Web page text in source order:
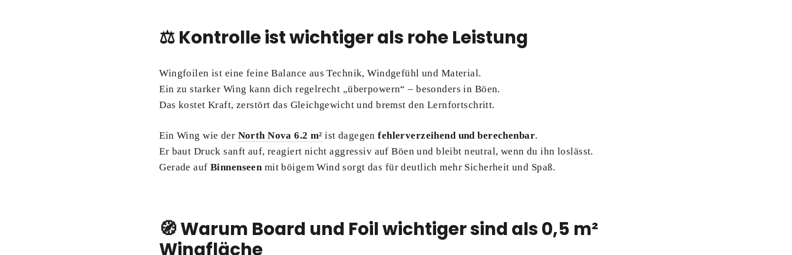
⚖️ Kontrolle ist wichtiger als rohe Leistung
Wingfoilen ist eine feine Balance aus Technik, Windgefühl und Material.
Ein zu starker Wing kann dich regelrecht „überpowern“ – besonders in Böen.
Das kostet Kraft, zerstört das Gleichgewicht und bremst den Lernfortschritt.
Ein Wing wie der North Nova 6.2 m² ist dagegenfehlerverzeihend und berechenbar.
Er baut Druck sanft auf, reagiert nicht aggressiv auf Böen und bleibt neutral, wenn du ihn loslässt.
Gerade aufBinnenseenmit böigem Wind sorgt das für deutlich mehr Sicherheit und Spaß.
🧭 Warum Board und Foil wichtiger sind als 0,5 m²
Wingfläche